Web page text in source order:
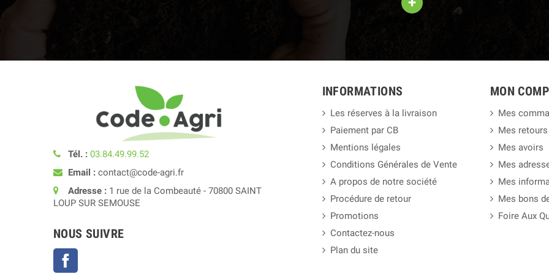
Tél. : 03.84.49.99.52
Email : contact@code-agri.fr
Adresse : 1 rue de la Combeauté - 70800 SAINT
LOUP SUR SEMOUSE
NOUS SUIVRE
INFORMATIONS
Les réserves à la livraison
Paiement par CB
Mentions légales
Conditions Générales de Vente
A propos de notre société
Procédure de retour
Promotions
Contactez-nous
Plan du site
MON
Mes
Mes
Mes avoirs
Mes
Mes
Mes bons
Foire Aux